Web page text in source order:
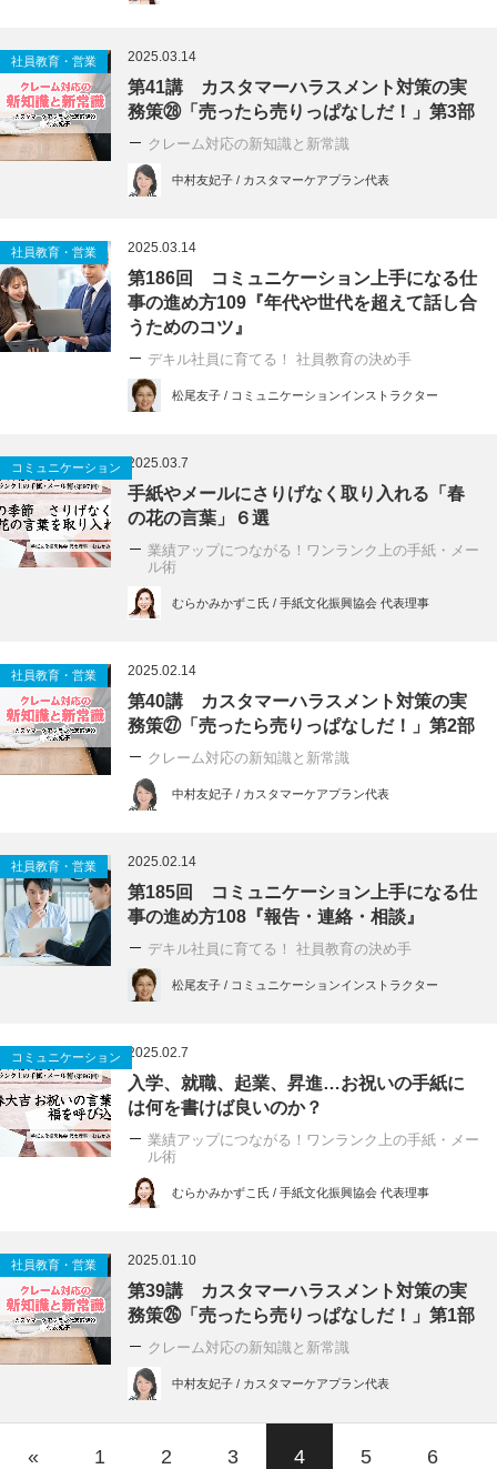
社員教育・営業 2025.03.14
第41講 カスタマーハラスメント対策の実
務策㉘「売ったら売りっぱなしだ！」第3部
クレーム対応の新知識と新常識
中村友妃子 / カスタマーケアプラン代表
社員教育・営業 2025.03.14
第186回 コミュニケーション上手になる仕
事の進め方109『年代や世代を超えて話し合
うためのコツ』
デキル社員に育てる！ 社員教育の決め手
松尾友子 / コミュニケーションインストラクター
コミュニケーション 2025.03.7
手紙やメールにさりげなく取り入れる「春
の花の言葉」６選
業績アップにつながる！ワンランク上の手紙・メー
ル術
むらかみかずこ氏 / 手紙文化振興協会 代表理事
社員教育・営業 2025.02.14
第40講 カスタマーハラスメント対策の実
務策㉗「売ったら売りっぱなしだ！」第2部
クレーム対応の新知識と新常識
中村友妃子 / カスタマーケアプラン代表
社員教育・営業 2025.02.14
第185回 コミュニケーション上手になる仕
事の進め方108『報告・連絡・相談』
デキル社員に育てる！ 社員教育の決め手
松尾友子 / コミュニケーションインストラクター
コミュニケーション 2025.02.7
入学、就職、起業、昇進…お祝いの手紙に
は何を書けば良いのか？
業績アップにつながる！ワンランク上の手紙・メー
ル術
むらかみかずこ氏 / 手紙文化振興協会 代表理事
社員教育・営業 2025.01.10
第39講 カスタマーハラスメント対策の実
務策㉖「売ったら売りっぱなしだ！」第1部
クレーム対応の新知識と新常識
中村友妃子 / カスタマーケアプラン代表
« 1 2 3 4 5 6